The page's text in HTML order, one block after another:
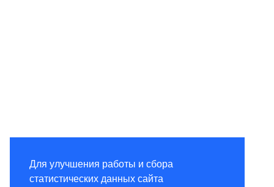
Для улучшения работы и сбора
статистических данных сайта